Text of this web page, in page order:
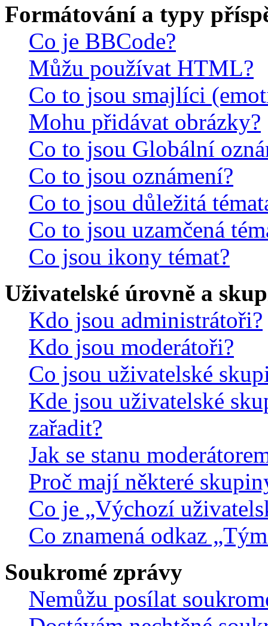
Formátování a typy
Co je BBCode?
Můžu používat HTML?
Co to jsou smajlíci
Mohu přidávat obrázky?
Co to jsou Globální
Co to jsou oznámení?
Co to jsou důležitá
Co to jsou uzamčená
Co jsou ikony témat?
Uživatelské úrovně a
Kdo jsou administrátoři?
Kdo jsou moderátoři?
Co jsou uživatelské
Kde jsou uživatelské
zařadit?
Jak se stanu
Proč mají některé
Co je „Výchozí
Co znamená odkaz
Soukromé zprávy
Nemůžu posílat